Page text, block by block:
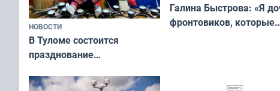
НОВОСТИ
В Туломе состоится
празднование
коренных народов мира
Галина Быстрова: «Я
фронтовиков, которые